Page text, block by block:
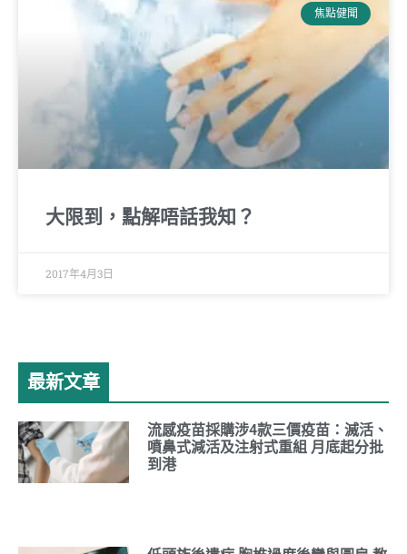
焦點健聞
大限到，點解唔話我知？
2017年4月3日
最新文章
流感疫苗採購涉4款三價疫苗：滅活、
噴鼻式減活及注射式重組 月底起分批
到港